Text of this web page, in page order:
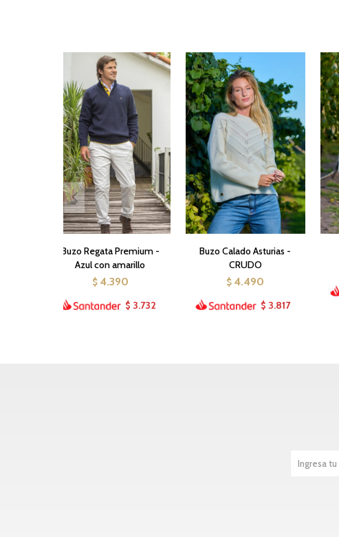
Buzo Regata Premium -
Azul con amarillo
$ 4.390
$ 3.732
Buzo Calado Asturias -
CRUDO
$ 4.490
$ 3.817